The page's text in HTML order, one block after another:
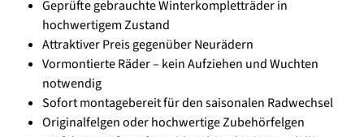
Geprüfte gebrauchte Winterkompletträder in
hochwertigem Zustand
Attraktiver Preis gegenüber Neurädern
Vormontierte Räder – kein Aufziehen und Wuchten
notwendig
Sofort montagebereit für den saisonalen Radwechsel
Originalfelgen oder hochwertige Zubehörfelgen